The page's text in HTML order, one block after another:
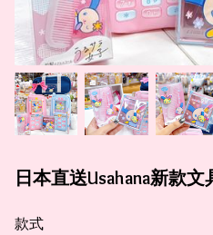
日本直送Usahana新款
款式